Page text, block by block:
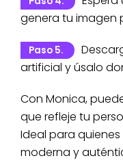
genera tu imagen
Paso 5.
artificial y úsalo
Con Monica,
que refleje tu
Ideal para
moderna y